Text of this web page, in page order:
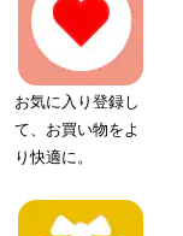
お気に入り登録し
て、お買い物をよ
り快適に。